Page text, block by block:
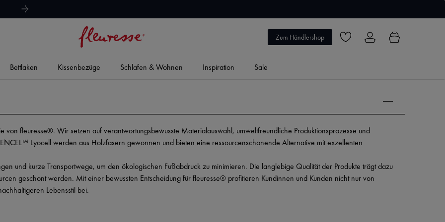
Zum Händlershop Du hast 0 Produkte auf dem
Bettlaken Kissenbezüge Schlafen & Wohnen Inspiration Sale
von fleuresse®. Wir setzen auf verantwortungsbewusste Materialauswahl, umweltfreundliche Produktionsprozesse und
Lyocell werden aus Holzfasern gewonnen und bieten eine ressourcenschonende Alternative mit exzellenten
und kurze Transportwege, um den ökologischen Fußabdruck zu minimieren. Die langlebige Qualität der Produkte trägt dazu
geschont werden. Mit einer bewussten Entscheidung für fleuresse® profitieren Kundinnen und Kunden nicht nur von
Lebensstil bei.